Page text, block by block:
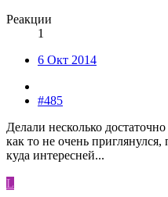
Реакции
1
6 Окт 2014
#485
Делали несколько
как то не очень
куда интересней...
L